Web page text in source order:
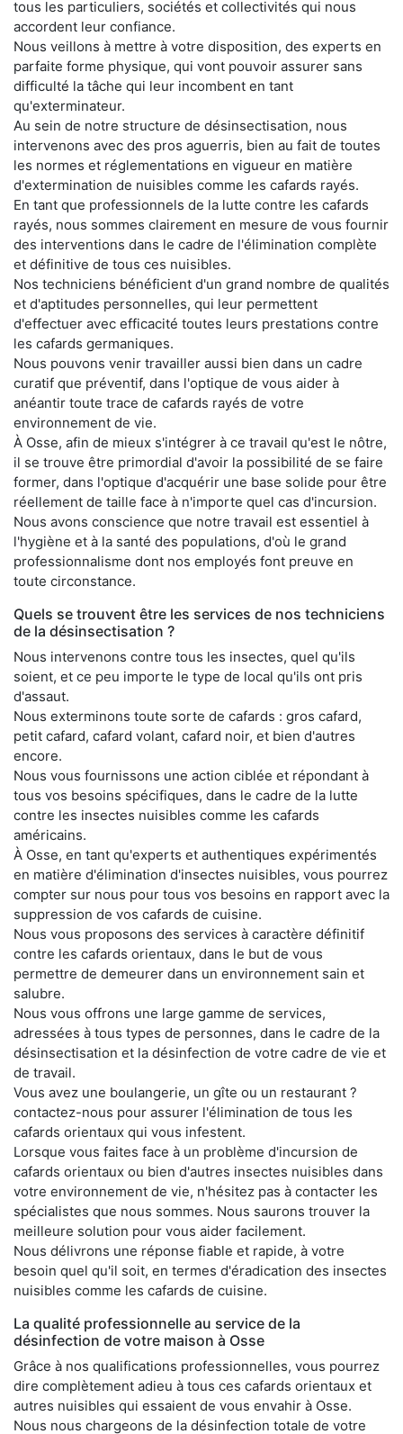
tous les particuliers, sociétés et collectivités qui nous
accordent leur confiance.
Nous veillons à mettre à votre disposition, des experts en
parfaite forme physique, qui vont pouvoir assurer sans
difficulté la tâche qui leur incombent en tant
qu'exterminateur.
Au sein de notre structure de désinsectisation, nous
intervenons avec des pros aguerris, bien au fait de toutes
les normes et réglementations en vigueur en matière
d'extermination de nuisibles comme les cafards rayés.
En tant que professionnels de la lutte contre les cafards
rayés, nous sommes clairement en mesure de vous fournir
des interventions dans le cadre de l'élimination complète
et définitive de tous ces nuisibles.
Nos techniciens bénéficient d'un grand nombre de qualités
et d'aptitudes personnelles, qui leur permettent
d'effectuer avec efficacité toutes leurs prestations contre
les cafards germaniques.
Nous pouvons venir travailler aussi bien dans un cadre
curatif que préventif, dans l'optique de vous aider à
anéantir toute trace de cafards rayés de votre
environnement de vie.
À Osse, afin de mieux s'intégrer à ce travail qu'est le nôtre,
il se trouve être primordial d'avoir la possibilité de se faire
former, dans l'optique d'acquérir une base solide pour être
réellement de taille face à n'importe quel cas d'incursion.
Nous avons conscience que notre travail est essentiel à
l'hygiène et à la santé des populations, d'où le grand
professionnalisme dont nos employés font preuve en
toute circonstance.
Quels se trouvent être les services de nos techniciens
de la désinsectisation ?
Nous intervenons contre tous les insectes, quel qu'ils
soient, et ce peu importe le type de local qu'ils ont pris
d'assaut.
Nous exterminons toute sorte de cafards : gros cafard,
petit cafard, cafard volant, cafard noir, et bien d'autres
encore.
Nous vous fournissons une action ciblée et répondant à
tous vos besoins spécifiques, dans le cadre de la lutte
contre les insectes nuisibles comme les cafards
américains.
À Osse, en tant qu'experts et authentiques expérimentés
en matière d'élimination d'insectes nuisibles, vous pourrez
compter sur nous pour tous vos besoins en rapport avec la
suppression de vos cafards de cuisine.
Nous vous proposons des services à caractère définitif
contre les cafards orientaux, dans le but de vous
permettre de demeurer dans un environnement sain et
salubre.
Nous vous offrons une large gamme de services,
adressées à tous types de personnes, dans le cadre de la
désinsectisation et la désinfection de votre cadre de vie et
de travail.
Vous avez une boulangerie, un gîte ou un restaurant ?
contactez-nous pour assurer l'élimination de tous les
cafards orientaux qui vous infestent.
Lorsque vous faites face à un problème d'incursion de
cafards orientaux ou bien d'autres insectes nuisibles dans
votre environnement de vie, n'hésitez pas à contacter les
spécialistes que nous sommes. Nous saurons trouver la
meilleure solution pour vous aider facilement.
Nous délivrons une réponse fiable et rapide, à votre
besoin quel qu'il soit, en termes d'éradication des insectes
nuisibles comme les cafards de cuisine.
La qualité professionnelle au service de la
désinfection de votre maison à Osse
Grâce à nos qualifications professionnelles, vous pourrez
dire complètement adieu à tous ces cafards orientaux et
autres nuisibles qui essaient de vous envahir à Osse.
Nous nous chargeons de la désinfection totale de votre